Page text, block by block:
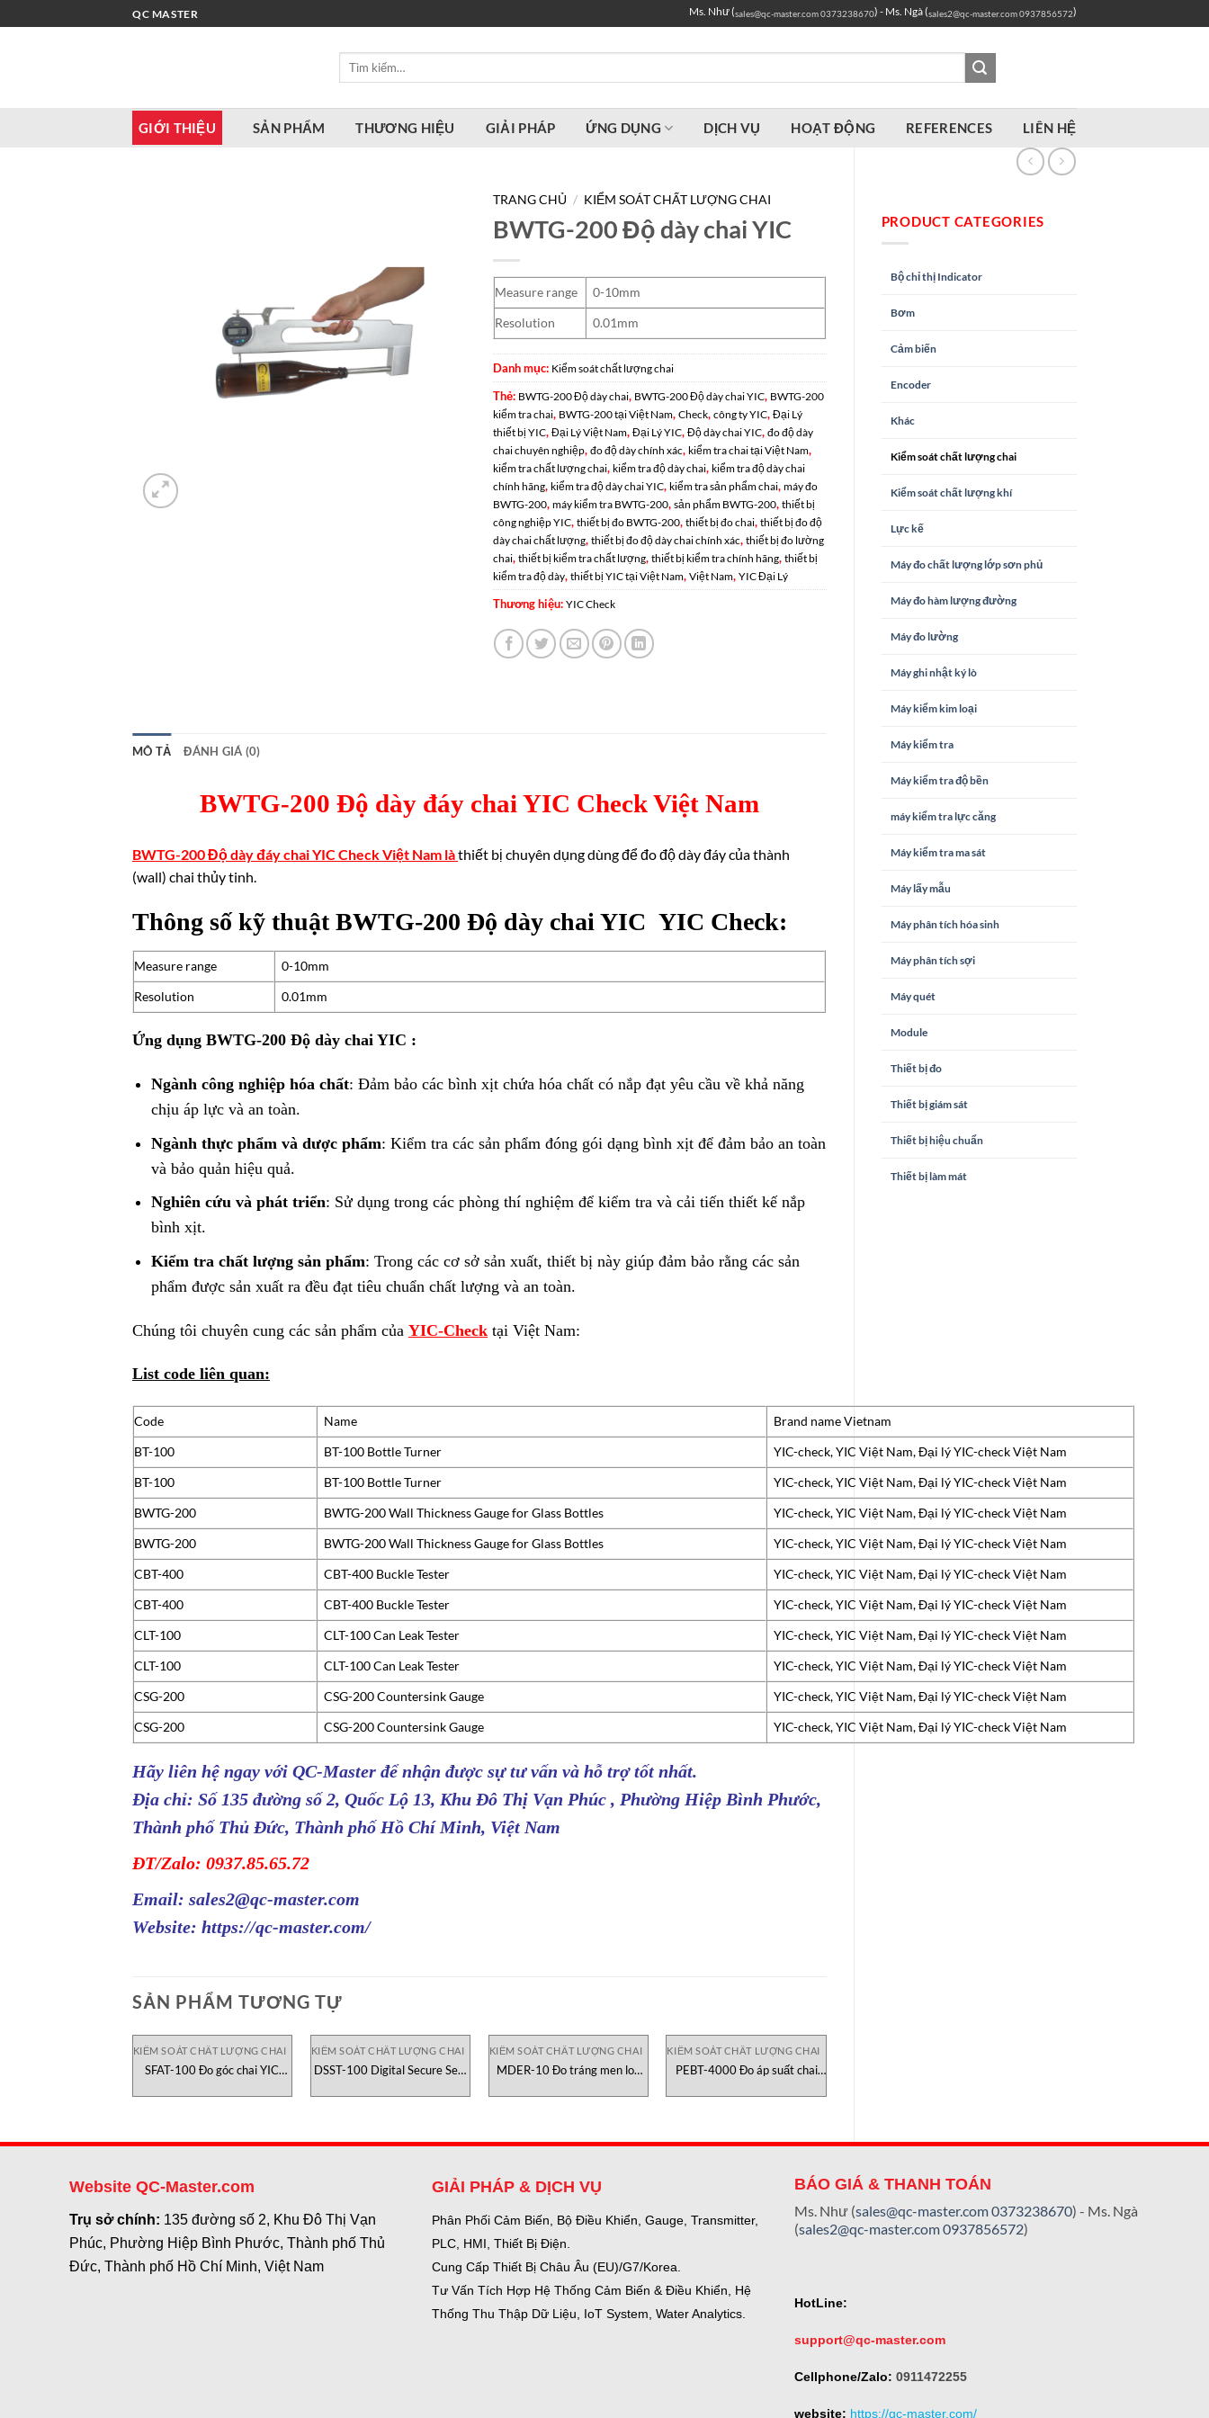
qua
QC MASTER Ms. Như (sales@qc-master.com0373238670) - Ms. Ngà (sales2@qc-master.com0937856572)
Tìm
GIỚI THIỆU SẢN PHẨM THƯƠNG HIỆU GIẢI PHÁP ỨNG DỤNG DỊCH VỤ HOẠT ĐỘNG REFERENCES LIÊN HỆ
PRODUCT CATEGORIES
Bộ chỉ thị Indicator
Bơm
Cảm biến
Encoder
Khác
Kiểm soát chất lượng chai
Kiểm soát chất lượng khí
Lực kế
Máy đo chất lượng lớp sơn phủ
Máy đo hàm lượng đường
Máy đo lường
Máy ghi nhật ký lò
Máy kiểm kim loại
Máy kiểm tra
Máy kiểm tra độ bền
máy kiểm tra lực căng
Máy kiểm tra ma sát
Máy lấy mẫu
Máy phân tích hóa sinh
Máy phân tích sợi
Máy quét
Module
Thiết bị đo
Thiết bị giám sát
Thiết bị hiệu chuẩn
Thiết bị làm mát
TRANG CHỦ / KIỂM SOÁT CHẤT LƯỢNG CHAI
BWTG-200 Độ dày chai YIC
Measure range
0-10mm
Resolution
0.01mm
Danh mục: Kiểm soát chất lượng chai
Thẻ: BWTG-200 Độ dày chai, BWTG-200 Độ dày chai YIC, BWTG-200
kiểm tra chai, BWTG-200 tại Việt Nam, Check, công ty YIC, Đại Lý
thiết bị YIC, Đại Lý Việt Nam, Đại Lý YIC, Độ dày chai YIC, đo độ dày
chai chuyên nghiệp, đo độ dày chính xác, kiểm tra chai tại Việt Nam,
kiểm tra chất lượng chai, kiểm tra độ dày chai, kiểm tra độ dày chai
chính hãng, kiểm tra độ dày chai YIC, kiểm tra sản phẩm chai, máy đo
BWTG-200, máy kiểm tra BWTG-200, sản phẩm BWTG-200, thiết bị
công nghiệp YIC, thiết bị đo BWTG-200, thiết bị đo chai, thiết bị đo độ
dày chai chất lượng, thiết bị đo độ dày chai chính xác, thiết bị đo lường
chai, thiết bị kiểm tra chất lượng, thiết bị kiểm tra chính hãng, thiết bị
kiểm tra độ dày, thiết bị YIC tại Việt Nam, Việt Nam, YIC Đại Lý
Thương hiệu: YIC Check
MÔ TẢ ĐÁNH GIÁ (0)
BWTG-200 Độ dày đáy chai YIC Check Việt Nam
BWTG-200 Độ dày đáy chai YIC Check Việt Nam làthiết bị chuyên dụng dùng để đo độ dày đáy của thành
(wall) chai thủy tinh.
Thông số kỹ thuật BWTG-200 Độ dày chai YIC YIC Check:
Measure range
0-10mm
Resolution
0.01mm
Ứng dụng BWTG-200 Độ dày chai YIC :
Ngành công nghiệp hóa chất: Đảm bảo các bình xịt chứa hóa chất có nắp đạt yêu cầu về khả năng
chịu áp lực và an toàn.
Ngành thực phẩm và dược phẩm: Kiểm tra các sản phẩm đóng gói dạng bình xịt để đảm bảo an toàn
và bảo quản hiệu quả.
Nghiên cứu và phát triển: Sử dụng trong các phòng thí nghiệm để kiểm tra và cải tiến thiết kế nắp
bình xịt.
Kiểm tra chất lượng sản phẩm: Trong các cơ sở sản xuất, thiết bị này giúp đảm bảo rằng các sản
phẩm được sản xuất ra đều đạt tiêu chuẩn chất lượng và an toàn.
Chúng tôi chuyên cung các sản phẩm của YIC-Check tại Việt Nam:
List code liên quan:
Code Name
Brand name Vietnam
BT-100
BT-100 Bottle Turner
YIC-check, YIC Việt Nam, Đại lý YIC-check Việt Nam
BT-100
BT-100 Bottle Turner
YIC-check, YIC Việt Nam, Đại lý YIC-check Việt Nam
BWTG-200
BWTG-200 Wall Thickness Gauge for Glass Bottles
YIC-check, YIC Việt Nam, Đại lý YIC-check Việt Nam
BWTG-200
BWTG-200 Wall Thickness Gauge for Glass Bottles
YIC-check, YIC Việt Nam, Đại lý YIC-check Việt Nam
CBT-400
CBT-400 Buckle Tester
YIC-check, YIC Việt Nam, Đại lý YIC-check Việt Nam
CBT-400
CBT-400 Buckle Tester
YIC-check, YIC Việt Nam, Đại lý YIC-check Việt Nam
CLT-100
CLT-100 Can Leak Tester
YIC-check, YIC Việt Nam, Đại lý YIC-check Việt Nam
CLT-100
CLT-100 Can Leak Tester
YIC-check, YIC Việt Nam, Đại lý YIC-check Việt Nam
CSG-200
CSG-200 Countersink Gauge
YIC-check, YIC Việt Nam, Đại lý YIC-check Việt Nam
CSG-200
CSG-200 Countersink Gauge YIC-check, YIC Việt Nam, Đại lý YIC-check Việt Nam
Hãy liên hệ ngay với QC-Master để nhận được sự tư vấn và hỗ trợ tốt nhất.
Địa chỉ: Số 135 đường số 2, Quốc Lộ 13, Khu Đô Thị Vạn Phúc , Phường Hiệp Bình Phước,
Thành phố Thủ Đức, Thành phố Hồ Chí Minh, Việt Nam
ĐT/Zalo: 0937.85.65.72
Email: sales2@qc-master.com
Website: https://qc-master.com/
SẢN PHẨM TƯƠNG TỰ
KIỂM SOÁT CHẤT LƯỢNG CHAI
SFAT-100 Đo góc chai YIC
KIỂM SOÁT CHẤT LƯỢNG CHAI
DSST-100 Digital Secure Seal
nắp lon Canneed Việt Nam
KIỂM SOÁT CHẤT LƯỢNG CHAI
MDER-10 Đo tráng men lon
KIỂM SOÁT CHẤT LƯỢNG CHAI
PEBT-4000 Đo áp suất chai
Website QC-Master.com
Trụ sở chính: 135 đường số 2, Khu Đô Thị Vạn
Phúc, Phường Hiệp Bình Phước, Thành phố Thủ
Đức, Thành phố Hồ Chí Minh, Việt Nam
GIẢI PHÁP & DỊCH VỤ
Phân Phối Cảm Biến, Bộ Điều Khiển, Gauge, Transmitter,
PLC, HMI, Thiết Bị Điện.
Cung Cấp Thiết Bị Châu Âu (EU)/G7/Korea.
Tư Vấn Tích Hợp Hệ Thống Cảm Biến & Điều Khiển, Hệ
Thống Thu Thập Dữ Liệu, IoT System, Water Analytics.
BÁO GIÁ & THANH TOÁN
Ms. Như (sales@qc-master.com0373238670) - Ms. Ngà
(sales2@qc-master.com0937856572)
HotLine:
support@qc-master.com
Cellphone/Zalo: 0911472255
website: https://qc-master.com/